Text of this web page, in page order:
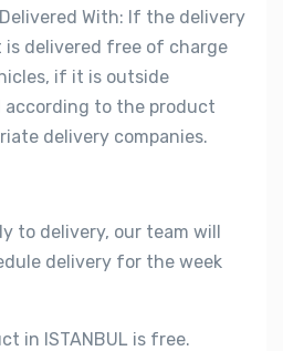
With: If the delivery
is delivered free of charge
if it is outside
according to the product
delivery companies.
to delivery, our team will
delivery for the week
in ISTANBUL is free.